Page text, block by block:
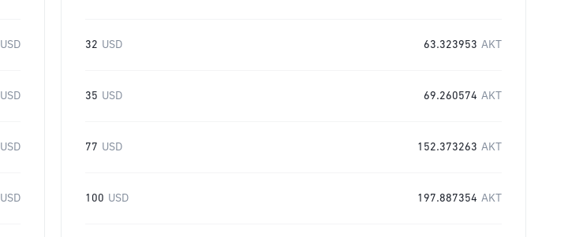
USD
USD
USD
USD
32 USD 63.323953 AKT
35 USD 69.260574 AKT
77 USD 152.373263 AKT
100 USD 197.887354 AKT